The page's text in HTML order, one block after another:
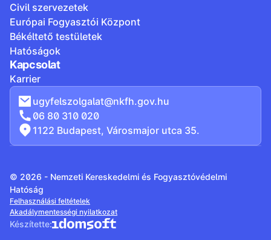
Civil szervezetek
Európai Fogyasztói Központ
Békéltető testületek
Hatóságok
Kapcsolat
Karrier
ugyfelszolgalat@nkfh.gov.hu
06 80 310 020
1122 Budapest, Városmajor utca 35.
© 2026 - Nemzeti Kereskedelmi és Fogyasztóvédelmi
Hatóság
Felhasználási feltételek
Akadálymentességi nyilatkozat
Készítette: